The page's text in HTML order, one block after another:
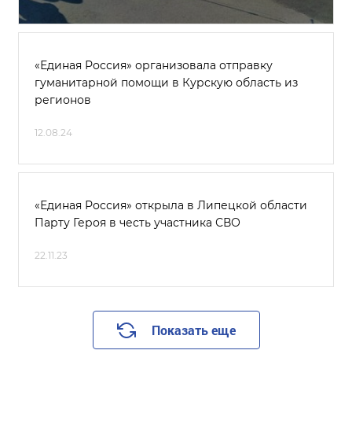
«Единая Россия» организовала отправку
гуманитарной помощи в Курскую область из
регионов
12.08.24
«Единая Россия» открыла в Липецкой области
Парту Героя в честь участника СВО
22.11.23
Показать еще